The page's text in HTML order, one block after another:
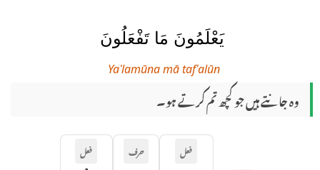
يَعْلَمُونَ مَا تَفْعَلُونَ
Yaʿlamūna mā tafʿalūn
وہ جانتے ہیں جو کچھ تم کرتے ہو۔
فعل
حرف
فعل